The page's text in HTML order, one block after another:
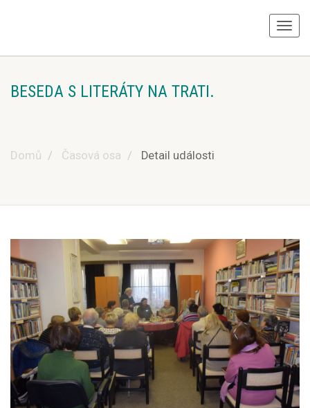
BESEDA S LITERÁTY NA TRATI.
Domů Časová osa Detail události